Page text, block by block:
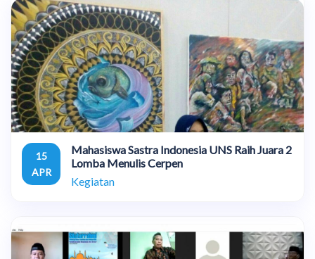
15
APR
Mahasiswa Sastra Indonesia UNS Raih Juara 2
Lomba Menulis Cerpen
Kegiatan